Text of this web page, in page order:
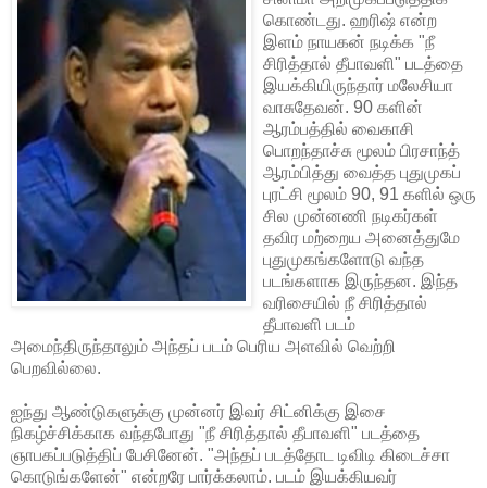
கொண்டது. ஹரிஷ் என்ற
இளம் நாயகன் நடிக்க "நீ
சிரித்தால் தீபாவளி" படத்தை
இயக்கியிருந்தார் மலேசியா
வாசுதேவன். 90 களின்
ஆரம்பத்தில் வைகாசி
பொறந்தாச்சு மூலம் பிரசாந்த்
ஆரம்பித்து வைத்த புதுமுகப்
புரட்சி மூலம் 90, 91 களில் ஒரு
சில முன்னணி நடிகர்கள்
தவிர மற்றைய அனைத்துமே
புதுமுகங்களோடு வந்த
படங்களாக இருந்தன. இந்த
வரிசையில் நீ சிரித்தால்
தீபாவளி படம்
அமைந்திருந்தாலும் அந்தப் படம் பெரிய அளவில் வெற்றி
பெறவில்லை.
ஐந்து ஆண்டுகளுக்கு முன்னர் இவர் சிட்னிக்கு இசை
நிகழ்ச்சிக்காக வந்தபோது "நீ சிரித்தால் தீபாவளி" படத்தை
ஞாபகப்படுத்திப் பேசினேன். "அந்தப் படத்தோட டிவிடி கிடைச்சா
கொடுங்களேன்" என்றரே பார்க்கலாம். படம் இயக்கியவர்